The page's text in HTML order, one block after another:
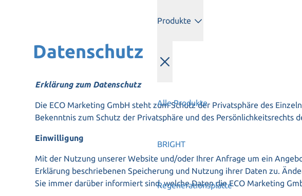
Produkte
Alle Produkte
BRIGHT
Regenerationsplatte
Datenschutz
Erklärung zum Datenschutz
Die ECO Marketing GmbH steht zum Schutz der Privatsphäre des
Bekenntnis zum Schutz der Privatsphäre und des
Einwilligung
Mit der Nutzung unserer Website und/oder Ihrer Anfrage um ein
Erklärung beschriebenen Speicherung und Nutzung ihrer Daten zu.
Sie immer darüber informiert sind, welche Daten die ECO Marketing